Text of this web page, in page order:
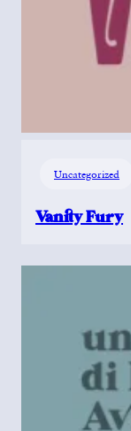
Uncategorized
Vanity Fury